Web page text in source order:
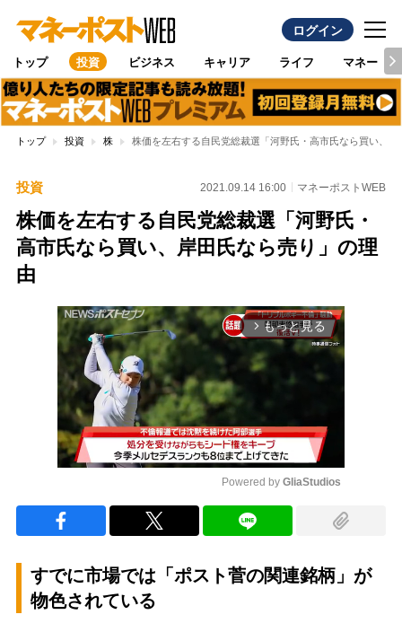
ログイン
トップ 投資 ビジネス キャリア ライフ マネー
トップ 投資 株 株価を左右する自民党総裁選「河野氏・高市氏なら買い、
投資 2021.09.14 16:00 マネーポストWEB
株価を左右する自民党総裁選「河野氏・
高市氏なら買い、岸田氏なら売り」の理
由
arrow_forward_ios もっと見る
Powered by GliaStudios
すでに市場では「ポスト菅の関連銘柄」が
物色されている